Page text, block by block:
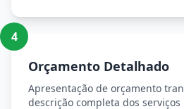
4
Orçamento Detalhado
Apresentação de orçamento
descrição completa dos serviços